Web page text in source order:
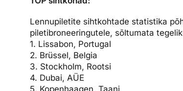
Lennupiletite sihtkohtade statistika
piletibroneeringutele, sõltumata
1. Lissabon, Portugal
2. Brüssel, Belgia
3. Stockholm, Rootsi
4. Dubai, AÜE
5. Kopenhaagen, Taani